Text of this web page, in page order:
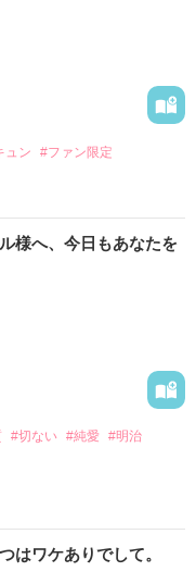
。
ュン #ファン限定
様へ、今日もあなたを
#切ない #純愛 #明治
はワケありでして。